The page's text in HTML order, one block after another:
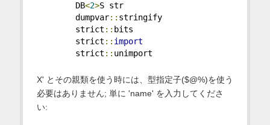
DB<2>S str
dumpvar:: stringify
strict :: bits
strict :: import
strict :: unimport
X' とその親類を使う時には、型指定子($@%)を使う
必要はありません; 単に 'name' を入力してくださ
い: